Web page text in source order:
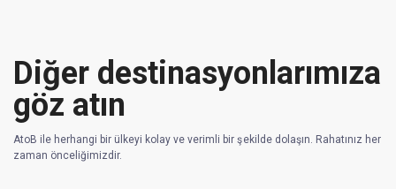
Diğer destinasyonlarımıza
göz atın
AtoB ile herhangi bir ülkeyi kolay ve verimli bir şekilde dolaşın. Rahatınız her
zaman önceliğimizdir.